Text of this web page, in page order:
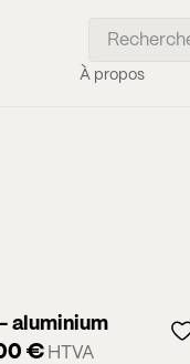
À propos
aluminium
€ HTVA